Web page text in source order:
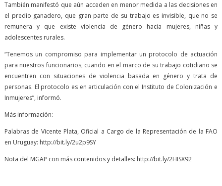
También manifestó que aún acceden en menor medida a las decisiones en
el predio ganadero, que gran parte de su trabajo es invisible, que no se
remunera y que existe violencia de género hacia mujeres, niñas y
adolescentes rurales.
“Tenemos un compromiso para implementar un protocolo de actuación
para nuestros funcionarios, cuando en el marco de su trabajo cotidiano se
encuentren con situaciones de violencia basada en género y trata de
personas. El protocolo es en articulación con el Instituto de Colonización e
Inmujeres”, informó.
Más información:
Palabras de Vicente Plata, Oficial a Cargo de la Representación de la FAO
en Uruguay: http://bit.ly/2u2p9SY
Nota del MGAP con más contenidos y detalles: http://bit.ly/2HISX92